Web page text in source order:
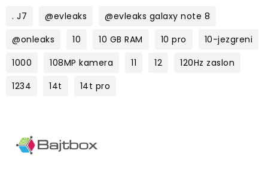
. J7 @evleaks
@evleaks galaxy note 8
@onleaks
10 10 GB RAM 10 pro
10-jezgreni
1000
108MP kamera 11 12
120Hz zaslon
1234
14t 14t pro